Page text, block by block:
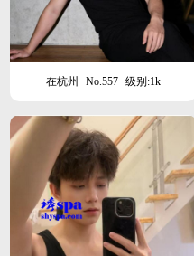
在杭州 No.557 级别:1k